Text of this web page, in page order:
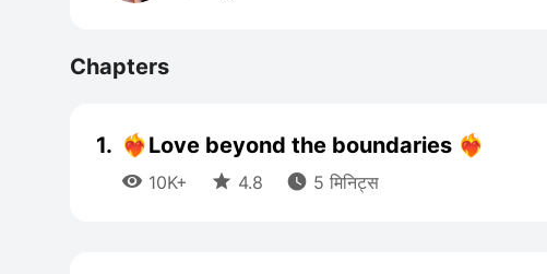
Chapters
1. ❤️‍🔥Love beyond the boundaries ❤️‍🔥
 10K+  4.8  5 मिनिट्स